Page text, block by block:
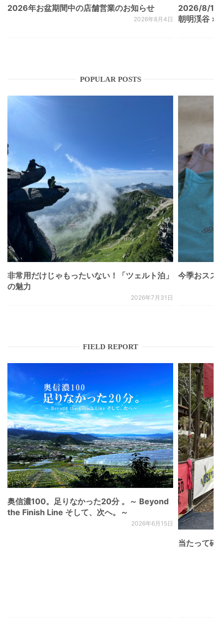
2026年お盆期間中の店舗営業のお知らせ
2026年8月4日
2026/8/
朝明渓谷 ×
POPULAR POSTS
非常用だけじゃもったいない！「ツェルト泊」
の魅力
2026年7月31日
今季おスス
FIELD REPORT
奥信濃100。足りなかった20分 。～ Beyond
the Finish Line そして、次へ。～
2026年6月15日
当たって砕